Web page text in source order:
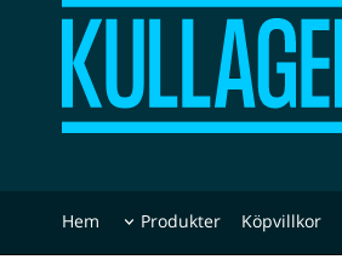
Hem Produkter Köpvillkor